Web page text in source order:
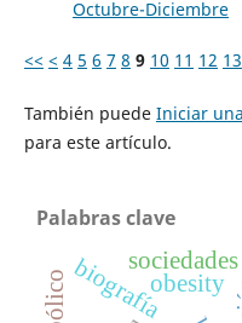
Octubre-Diciembre
<< < 4 5 6 7 8 9 10 11 12 13
También puede Iniciar
para este artículo.
Palabras clave
biografíaobesity